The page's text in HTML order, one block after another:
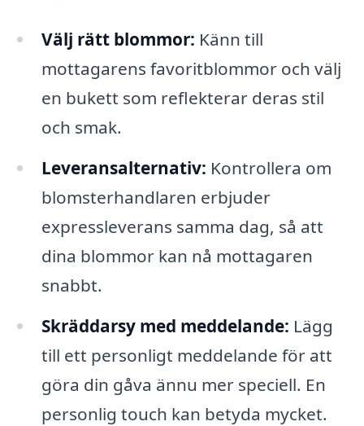
Välj rätt blommor: Känn till
mottagarens favoritblommor och välj
en bukett som reflekterar deras stil
och smak.
Leveransalternativ: Kontrollera om
blomsterhandlaren erbjuder
expressleverans samma dag, så att
dina blommor kan nå mottagaren
snabbt.
Skräddarsy med meddelande: Lägg
till ett personligt meddelande för att
göra din gåva ännu mer speciell. En
personlig touch kan betyda mycket.